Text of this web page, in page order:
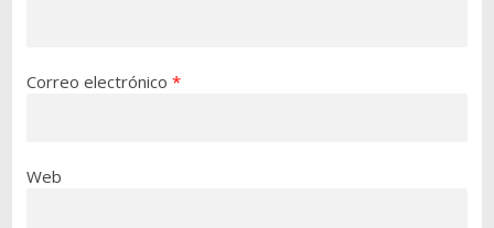
Correo electrónico *
Web